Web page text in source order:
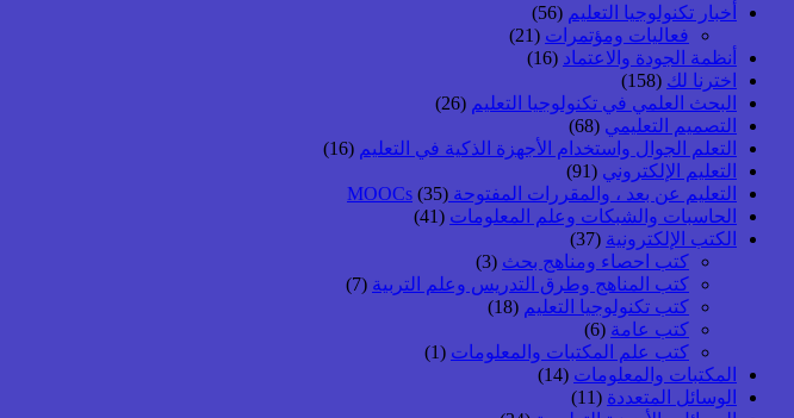
أخبار تكنولوجيا التعليم (56)
فعاليات ومؤتمرات (21)
أنظمة الجودة والاعتماد (16)
اخترنا لك (158)
البحث العلمي في تكنولوجيا التعليم (26)
التصميم التعليمي (68)
التعلم الجوال واستخدام الأجهزة الذكية في التعليم (16)
التعليم الإلكتروني (91)
التعليم عن بعد ، والمقررات المفتوحة MOOCs (35)
الحاسبات والشبكات وعلم المعلومات (41)
الكتب الإلكترونية (37)
كتب احصاء ومناهج بحث (3)
كتب المناهج وطرق التدريس وعلم التربية (7)
كتب تكنولوجيا التعليم (18)
كتب عامة (6)
كتب علم المكتبات والمعلومات (1)
المكتبات والمعلومات (14)
الوسائل المتعددة (11)